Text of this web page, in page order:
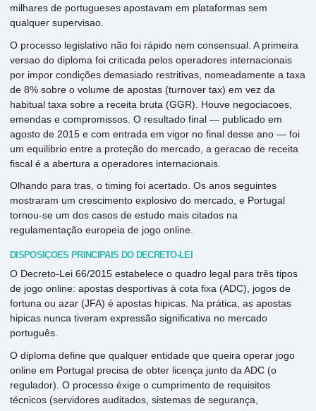
milhares de portugueses apostavam em plataformas sem
qualquer supervisao.
O processo legislativo não foi rápido nem consensual. A primeira
versao do diploma foi criticada pelos operadores internacionais
por impor condições demasiado restritivas, nomeadamente a taxa
de 8% sobre o volume de apostas (turnover tax) em vez da
habitual taxa sobre a receita bruta (GGR). Houve negociacoes,
emendas e compromissos. O resultado final — publicado em
agosto de 2015 e com entrada em vigor no final desse ano — foi
um equilibrio entre a proteção do mercado, a geracao de receita
fiscal é a abertura a operadores internacionais.
Olhando para tras, o timing foi acertado. Os anos seguintes
mostraram um crescimento explosivo do mercado, e Portugal
tornou-se um dos casos de estudo mais citados na
regulamentação europeia de jogo online.
DISPOSIÇÕES PRINCIPAIS DO DECRETO-LEI
O Decreto-Lei 66/2015 estabelece o quadro legal para três tipos
de jogo online: apostas desportivas à cota fixa (ADC), jogos de
fortuna ou azar (JFA) é apostas hipicas. Na prática, as apostas
hipicas nunca tiveram expressão significativa no mercado
português.
O diploma define que qualquer entidade que queira operar jogo
online em Portugal precisa de obter licença junto da ADC (o
regulador). O processo éxige o cumprimento de requisitos
técnicos (servidores auditados, sistemas de segurança,